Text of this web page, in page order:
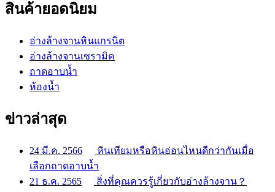
สินค้ายอดนิยม
อ่างล้างจานหินแกรนิต
อ่างล้างจานเซรามิค
ถาดอาบน้ำ
ห้องน้ำ
ข่าวล่าสุด
24 มี.ค. 2566
หินเทียมหรือหินอ่อนไหนดีกว่ากันเมื่อ
เลือกถาดอาบน้ำ
21 ธ.ค. 2565
สิ่งที่คุณควรรู้เกี่ยวกับอ่างล้างจาน？